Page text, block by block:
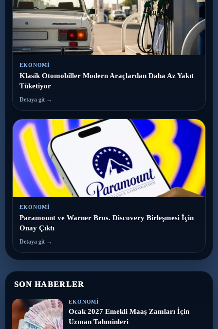
EKONOMI
Klasik Otomobiller Modern Araçlardan Daha Az Yakıt
Tüketiyor
Detaya git →
EKONOMI
Paramount ve Warner Bros. Discovery Birleşmesi İçin
Onay Çıktı
Detaya git →
SON HABERLER
EKONOMI
Ocak 2027 Emekli Maaş Zamları İçin
Uzman Tahminleri